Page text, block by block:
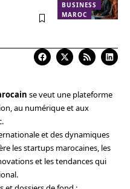
BUSINESS
MAROC
se veut une plateforme
au numérique et aux
et des dynamiques
les startups marocaines, les
et les tendances qui